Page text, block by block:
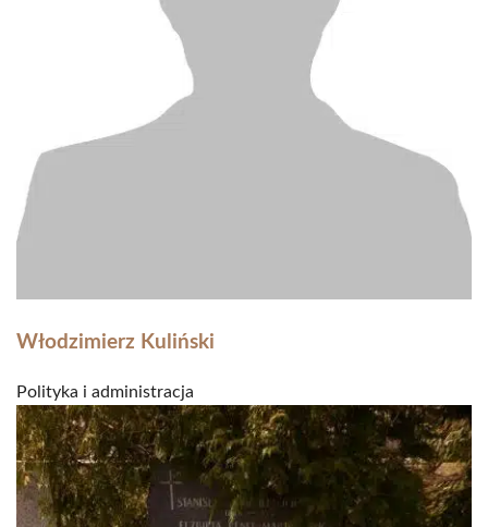
Włodzimierz Kuliński
Polityka i administracja